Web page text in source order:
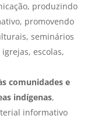
produzindo
promovendo
seminários
escolas,
comunidades e
indígenas,
informativo